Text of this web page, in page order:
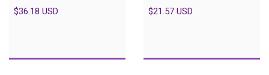
$36.18 USD $21.57 USD